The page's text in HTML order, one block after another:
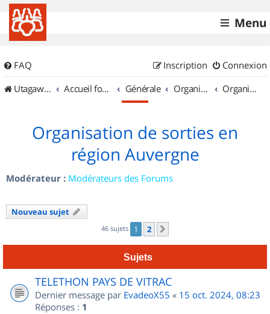
Menu
FAQ Connexion
Inscription
UtagawaVTT (Randos VTT et VTTAE avec traces GPS)
Accueil forum Générale Organisation de sorties & Recherche de partenaires Organisation de sorties en région Auvergne
Organisation de sorties en
région Auvergne
Modérateur : Modérateurs des Forums
Nouveau sujet
46 sujets 1 2
Sujets
TELETHON PAYS DE VITRAC
Dernier message par EvadeoX55 « 15 oct. 2024, 08:23
Réponses : 1